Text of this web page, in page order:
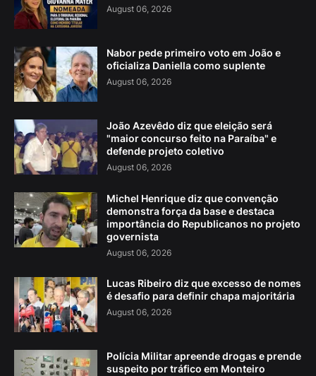
August 06, 2026
Nabor pede primeiro voto em João e
oficializa Daniella como suplente
August 06, 2026
João Azevêdo diz que eleição será
"maior concurso feito na Paraíba" e
defende projeto coletivo
August 06, 2026
Michel Henrique diz que convenção
demonstra força da base e destaca
importância do Republicanos no projeto
governista
August 06, 2026
Lucas Ribeiro diz que excesso de nomes
é desafio para definir chapa majoritária
August 06, 2026
Polícia Militar apreende drogas e prende
suspeito por tráfico em Monteiro